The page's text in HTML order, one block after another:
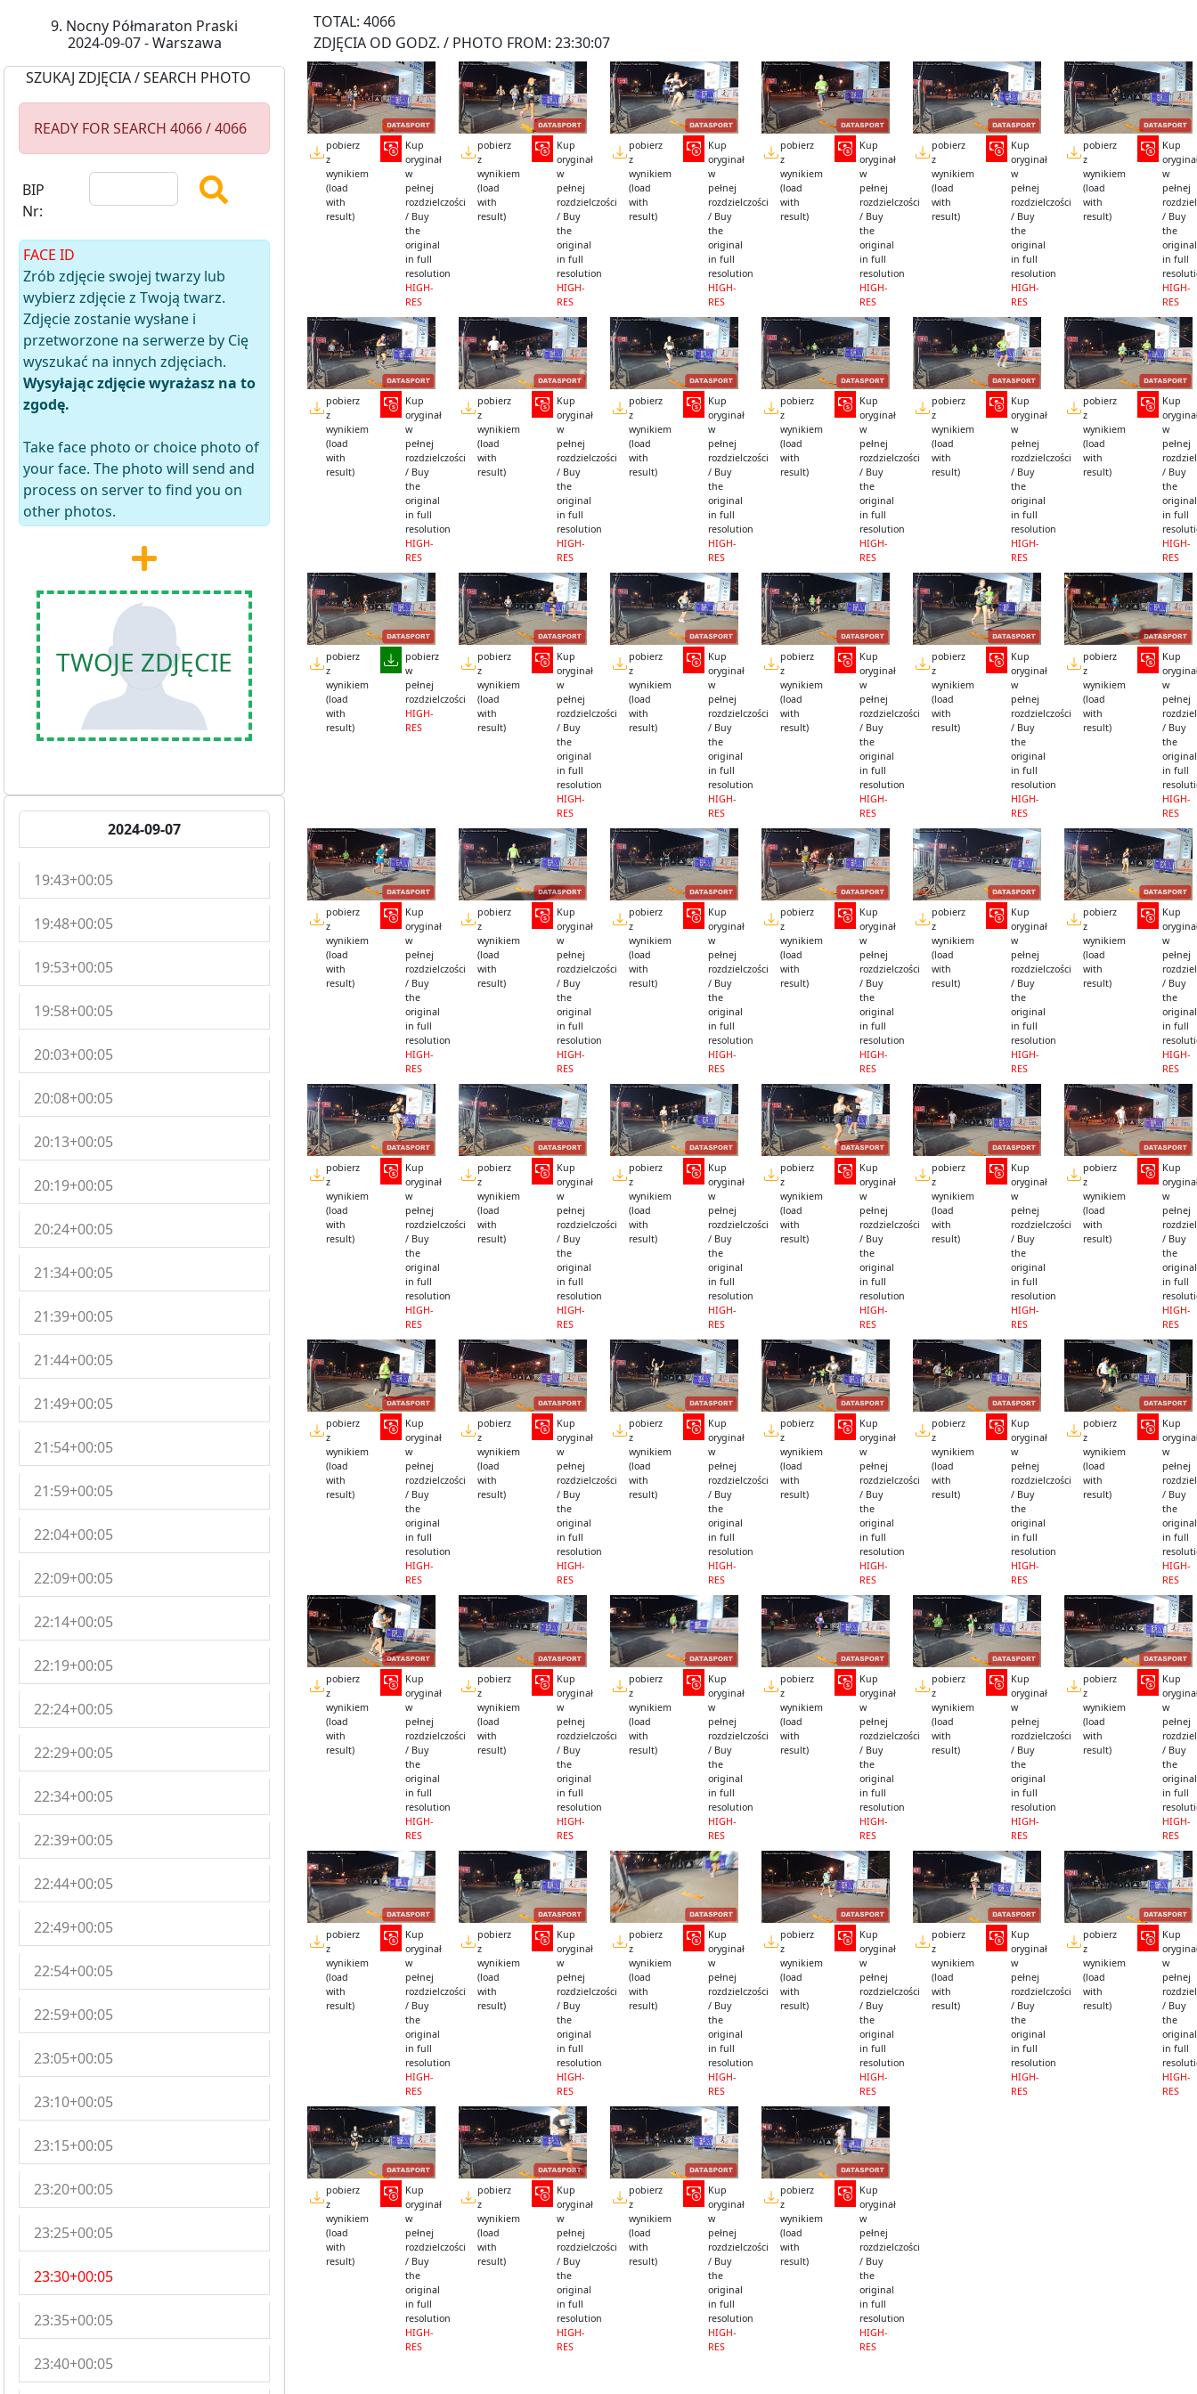
9. Nocny Półmaraton Praski
2024-09-07 - Warszawa
SZUKAJ ZDJĘCIA / SEARCH PHOTO
READY FOR SEARCH 4066 / 4066
BIP
Nr:
FACE ID
Zrób zdjęcie swojej twarzy lub
wybierz zdjęcie z Twoją twarz.
Zdjęcie zostanie wysłane i
przetworzone na serwerze by Cię
wyszukać na innych zdjęciach.
Wysyłając zdjęcie wyrażasz na to
zgodę.
Take face photo or choice photo of
your face. The photo will send and
process on server to find you on
other photos.
TWOJE ZDJĘCIE
2024-09-07
19:43+00:05
19:48+00:05
19:53+00:05
19:58+00:05
20:03+00:05
20:08+00:05
20:13+00:05
20:19+00:05
20:24+00:05
21:34+00:05
21:39+00:05
21:44+00:05
21:49+00:05
21:54+00:05
21:59+00:05
22:04+00:05
22:09+00:05
22:14+00:05
22:19+00:05
22:24+00:05
22:29+00:05
22:34+00:05
22:39+00:05
22:44+00:05
22:49+00:05
22:54+00:05
22:59+00:05
23:05+00:05
23:10+00:05
23:15+00:05
23:20+00:05
23:25+00:05
23:30+00:05
23:35+00:05
23:40+00:05
TOTAL: 4066
ZDJĘCIA OD GODZ. / PHOTO FROM: 23:30:07
pobierz
z
wynikiem
(load
with
result)
Kup
oryginał
w
pełnej
rozdzielczości
/ Buy
the
original
in full
resolution
HIGH-
RES
pobierz
z
wynikiem
(load
with
result)
Kup
oryginał
w
pełnej
rozdzielczości
/ Buy
the
original
in full
resolution
HIGH-
RES
pobierz
z
wynikiem
(load
with
result)
Kup
oryginał
w
pełnej
rozdzielczości
/ Buy
the
original
in full
resolution
HIGH-
RES
pobierz
z
wynikiem
(load
with
result)
Kup
oryginał
w
pełnej
rozdzielczości
/ Buy
the
original
in full
resolution
HIGH-
RES
pobierz
z
wynikiem
(load
with
result)
Kup
oryginał
w
pełnej
rozdzielczości
/ Buy
the
original
in full
resolution
HIGH-
RES
pobierz
z
wynikiem
(load
with
result)
Kup
w
pełnej
/ Buy
the
original
in full
HIGH-
RES
pobierz
z
wynikiem
(load
with
result)
Kup
oryginał
w
pełnej
rozdzielczości
/ Buy
the
original
in full
resolution
HIGH-
RES
pobierz
z
wynikiem
(load
with
result)
Kup
oryginał
w
pełnej
rozdzielczości
/ Buy
the
original
in full
resolution
HIGH-
RES
pobierz
z
wynikiem
(load
with
result)
Kup
oryginał
w
pełnej
rozdzielczości
/ Buy
the
original
in full
resolution
HIGH-
RES
pobierz
z
wynikiem
(load
with
result)
Kup
oryginał
w
pełnej
rozdzielczości
/ Buy
the
original
in full
resolution
HIGH-
RES
pobierz
z
wynikiem
(load
with
result)
Kup
oryginał
w
pełnej
rozdzielczości
/ Buy
the
original
in full
resolution
HIGH-
RES
pobierz
z
wynikiem
(load
with
result)
Kup
w
pełnej
/ Buy
the
original
in full
HIGH-
RES
pobierz
z
wynikiem
(load
with
result)
pobierz
w
pełnej
rozdzielczości
HIGH-
RES
pobierz
z
wynikiem
(load
with
result)
Kup
oryginał
w
pełnej
rozdzielczości
/ Buy
the
original
in full
resolution
HIGH-
RES
pobierz
z
wynikiem
(load
with
result)
Kup
oryginał
w
pełnej
rozdzielczości
/ Buy
the
original
in full
resolution
HIGH-
RES
pobierz
z
wynikiem
(load
with
result)
Kup
oryginał
w
pełnej
rozdzielczości
/ Buy
the
original
in full
resolution
HIGH-
RES
pobierz
z
wynikiem
(load
with
result)
Kup
oryginał
w
pełnej
rozdzielczości
/ Buy
the
original
in full
resolution
HIGH-
RES
pobierz
z
wynikiem
(load
with
result)
Kup
w
pełnej
/ Buy
the
original
in full
HIGH-
RES
pobierz
z
wynikiem
(load
with
result)
Kup
oryginał
w
pełnej
rozdzielczości
/ Buy
the
original
in full
resolution
HIGH-
RES
pobierz
z
wynikiem
(load
with
result)
Kup
oryginał
w
pełnej
rozdzielczości
/ Buy
the
original
in full
resolution
HIGH-
RES
pobierz
z
wynikiem
(load
with
result)
Kup
oryginał
w
pełnej
rozdzielczości
/ Buy
the
original
in full
resolution
HIGH-
RES
pobierz
z
wynikiem
(load
with
result)
Kup
oryginał
w
pełnej
rozdzielczości
/ Buy
the
original
in full
resolution
HIGH-
RES
pobierz
z
wynikiem
(load
with
result)
Kup
oryginał
w
pełnej
rozdzielczości
/ Buy
the
original
in full
resolution
HIGH-
RES
pobierz
z
wynikiem
(load
with
result)
Kup
w
pełnej
/ Buy
the
original
in full
HIGH-
RES
pobierz
z
wynikiem
(load
with
result)
Kup
oryginał
w
pełnej
rozdzielczości
/ Buy
the
original
in full
resolution
HIGH-
RES
pobierz
z
wynikiem
(load
with
result)
Kup
oryginał
w
pełnej
rozdzielczości
/ Buy
the
original
in full
resolution
HIGH-
RES
pobierz
z
wynikiem
(load
with
result)
Kup
oryginał
w
pełnej
rozdzielczości
/ Buy
the
original
in full
resolution
HIGH-
RES
pobierz
z
wynikiem
(load
with
result)
Kup
oryginał
w
pełnej
rozdzielczości
/ Buy
the
original
in full
resolution
HIGH-
RES
pobierz
z
wynikiem
(load
with
result)
Kup
oryginał
w
pełnej
rozdzielczości
/ Buy
the
original
in full
resolution
HIGH-
RES
pobierz
z
wynikiem
(load
with
result)
Kup
w
pełnej
/ Buy
the
original
in full
HIGH-
RES
pobierz
z
wynikiem
(load
with
result)
Kup
oryginał
w
pełnej
rozdzielczości
/ Buy
the
original
in full
resolution
HIGH-
RES
pobierz
z
wynikiem
(load
with
result)
Kup
oryginał
w
pełnej
rozdzielczości
/ Buy
the
original
in full
resolution
HIGH-
RES
pobierz
z
wynikiem
(load
with
result)
Kup
oryginał
w
pełnej
rozdzielczości
/ Buy
the
original
in full
resolution
HIGH-
RES
pobierz
z
wynikiem
(load
with
result)
Kup
oryginał
w
pełnej
rozdzielczości
/ Buy
the
original
in full
resolution
HIGH-
RES
pobierz
z
wynikiem
(load
with
result)
Kup
oryginał
w
pełnej
rozdzielczości
/ Buy
the
original
in full
resolution
HIGH-
RES
pobierz
z
wynikiem
(load
with
result)
Kup
w
pełnej
/ Buy
the
original
in full
HIGH-
RES
pobierz
z
wynikiem
(load
with
result)
Kup
oryginał
w
pełnej
rozdzielczości
/ Buy
the
original
in full
resolution
HIGH-
RES
pobierz
z
wynikiem
(load
with
result)
Kup
oryginał
w
pełnej
rozdzielczości
/ Buy
the
original
in full
resolution
HIGH-
RES
pobierz
z
wynikiem
(load
with
result)
Kup
oryginał
w
pełnej
rozdzielczości
/ Buy
the
original
in full
resolution
HIGH-
RES
pobierz
z
wynikiem
(load
with
result)
Kup
oryginał
w
pełnej
rozdzielczości
/ Buy
the
original
in full
resolution
HIGH-
RES
pobierz
z
wynikiem
(load
with
result)
Kup
oryginał
w
pełnej
rozdzielczości
/ Buy
the
original
in full
resolution
HIGH-
RES
pobierz
z
wynikiem
(load
with
result)
Kup
w
pełnej
/ Buy
the
original
in full
HIGH-
RES
pobierz
z
wynikiem
(load
with
result)
Kup
oryginał
w
pełnej
rozdzielczości
/ Buy
the
original
in full
resolution
HIGH-
RES
pobierz
z
wynikiem
(load
with
result)
Kup
oryginał
w
pełnej
rozdzielczości
/ Buy
the
original
in full
resolution
HIGH-
RES
pobierz
z
wynikiem
(load
with
result)
Kup
oryginał
w
pełnej
rozdzielczości
/ Buy
the
original
in full
resolution
HIGH-
RES
pobierz
z
wynikiem
(load
with
result)
Kup
oryginał
w
pełnej
rozdzielczości
/ Buy
the
original
in full
resolution
HIGH-
RES
pobierz
z
wynikiem
(load
with
result)
Kup
oryginał
w
pełnej
rozdzielczości
/ Buy
the
original
in full
resolution
HIGH-
RES
pobierz
z
wynikiem
(load
with
result)
Kup
w
pełnej
/ Buy
the
original
in full
HIGH-
RES
pobierz
z
wynikiem
(load
with
result)
Kup
oryginał
w
pełnej
rozdzielczości
/ Buy
the
original
in full
resolution
HIGH-
RES
pobierz
z
wynikiem
(load
with
result)
Kup
oryginał
w
pełnej
rozdzielczości
/ Buy
the
original
in full
resolution
HIGH-
RES
pobierz
z
wynikiem
(load
with
result)
Kup
oryginał
w
pełnej
rozdzielczości
/ Buy
the
original
in full
resolution
HIGH-
RES
pobierz
z
wynikiem
(load
with
result)
Kup
oryginał
w
pełnej
rozdzielczości
/ Buy
the
original
in full
resolution
HIGH-
RES